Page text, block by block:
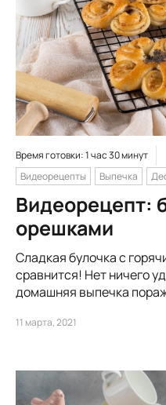
Время готовки: 1 час 30 минут
Видеорецепты
Выпечка
Видеорецепт:
орешками
Сладкая булочка с
сравнится! Нет ничего
домашняя выпечка
11 марта, 2021